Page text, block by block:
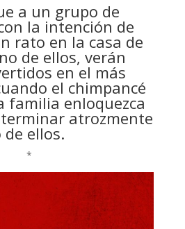
a un grupo de
la intención de
rato en la casa de
de ellos, verán
en el más
el chimpancé
familia enloquezca
atrozmente
ellos.
*